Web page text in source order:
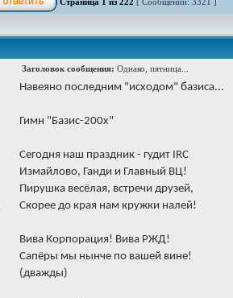
Заголовок сообщения: Однако, пятница...
Навеяно последним "исходом" базиса...
Гимн "Базис-200х"
Сегодня наш праздник - гудит IRC
Измайлово, Ганди и Главный ВЦ!
Пирушка весёлая, встречи друзей,
Скорее до края нам кружки налей!
Вива Корпорация! Вива РЖД!
Сапёры мы нынче по вашей вине!
(дважды)